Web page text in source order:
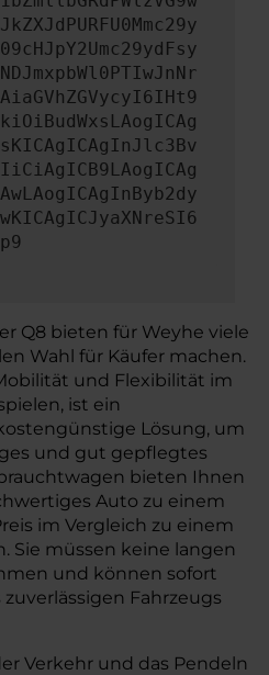
Q8 bieten für Weyhe viele
Wahl für Käufer machen.
und Flexibilität im
ist ein
Lösung, um
und gut gepflegtes
bieten Ihnen
Auto zu einem
im Vergleich zu einem
Sie müssen keine langen
und können sofort
Fahrzeugs
Verkehr und das Pendeln